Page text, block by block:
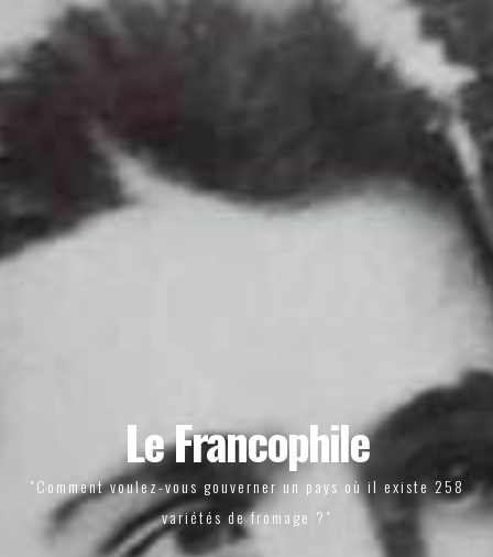
Le Francophile
"Comment voulez-vous gouverner un pays où il existe 258
variétés de fromage ?"